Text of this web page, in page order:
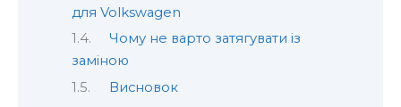
для Volkswagen
Чому не варто затягувати із
заміною
Висновок